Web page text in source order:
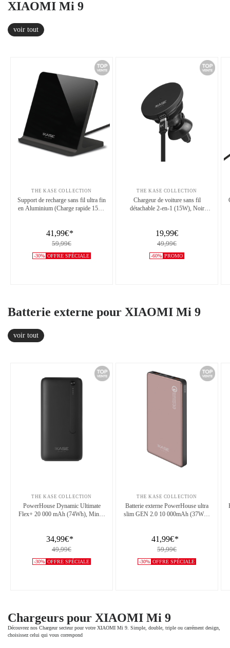
XIAOMI Mi 9
voir tout
THE KASE COLLECTION
Support de recharge sans fil ultra fin
en Aluminium (Charge rapide 15W)
41,99€*
59,99€
-30% OFFRE SPÉCIALE
THE KASE COLLECTION
Chargeur de voiture sans fil
détachable 2-en-1 (15W), Noir
19,99€
49,99€
-60% PROMO
Batterie externe pour XIAOMI Mi 9
voir tout
THE KASE COLLECTION
PowerHouse Dynamic Ultimate
Flex+ 20 000 mAh (74Wh), Minuit
34,99€*
49,99€
-30% OFFRE SPÉCIALE
THE KASE COLLECTION
Batterie externe PowerHouse ultra
slim GEN 2.0 10 000mAh (37Wh),
41,99€*
59,99€
-30% OFFRE SPÉCIALE
Chargeurs pour XIAOMI Mi 9
Découvrez nos Chargeur secteur pour votre XIAOMI Mi 9. Simple, double, triple ou carrément design,
choisissez celui qui vous correspond